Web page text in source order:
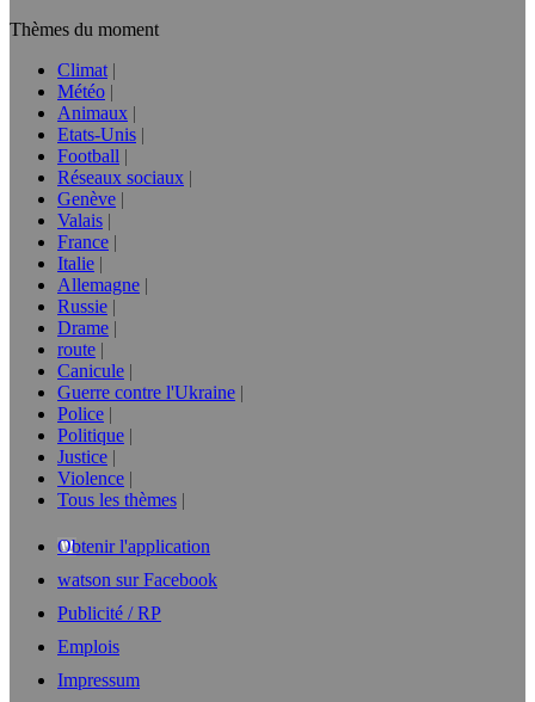
Thèmes du moment
Climat
Météo
Animaux
Etats-Unis
Football
Réseaux sociaux
Genève
Valais
France
Italie
Allemagne
Russie
Drame
route
Canicule
Guerre contre l'Ukraine
Police
Politique
Justice
Violence
Tous les thèmes
Obtenir l'application
watson sur Facebook
Publicité / RP
Emplois
Impressum